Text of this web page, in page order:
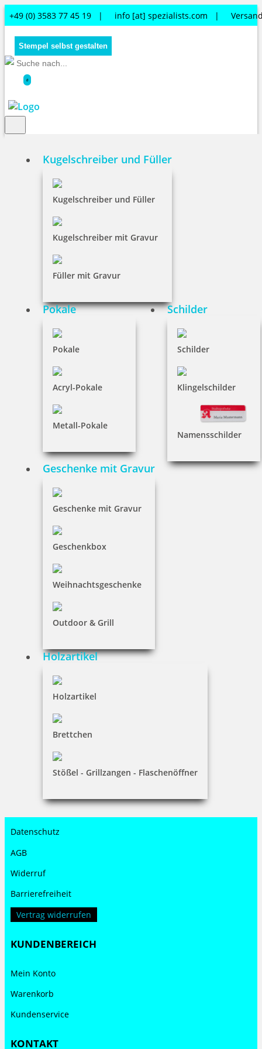
+49 (0) 3583 77 45 19 | info [at] spezialists.com |
Stempel selbst gestalten
0
Kugelschreiber und Füller
Kugelschreiber und Füller
Kugelschreiber mit Gravur
Füller mit Gravur
Pokale
Pokale
Acryl-Pokale
Metall-Pokale
Schilder
Schilder
Klingelschilder
Namensschilder
Geschenke mit Gravur
Geschenke mit Gravur
Geschenkbox
Weihnachtsgeschenke
Outdoor & Grill
Holzartikel
Holzartikel
Brettchen
Stößel - Grillzangen - Flaschenöffner
Kugelschreiber und Füller
Holzartikel
Versandinformationen
Zahlungsbedingungen
Bestellhinweise
Dateiformate
Datenschutz
AGB
Widerruf
Barrierefreiheit
Vertrag widerrufen
KUNDENBEREICH
Mein Konto
Warenkorb
Kundenservice
KONTAKT